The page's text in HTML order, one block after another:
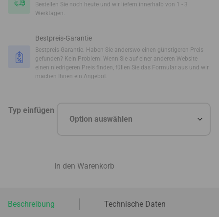
Bestellen Sie noch heute und wir liefern innerhalb von 1 - 3
Werktagen.
Bestpreis-Garantie
Bestpreis-Garantie. Haben Sie anderswo einen günstigeren Preis
gefunden? Kein Problem! Wenn Sie auf einer anderen Website
einen niedrigeren Preis finden, füllen Sie das Formular aus und wir
machen Ihnen ein Angebot.
Typ einfügen
In den Warenkorb
Beschreibung Technische Daten